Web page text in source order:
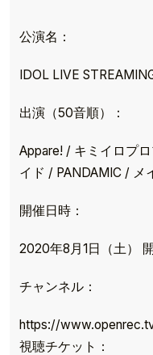
公演名：
IDOL LIVE
出演（50音順）：
Appare! / キミイロプ
イド / PANDAMIC / メ
開催日時：
2020年8月1日（土）
チャンネル：
https://
視聴チケット：